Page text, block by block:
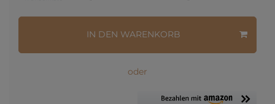
IN DEN WARENKORB
oder